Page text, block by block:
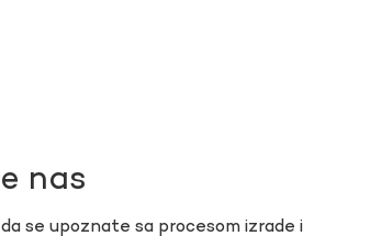
nas
se upoznate sa procesom izrade i